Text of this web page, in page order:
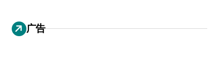
广告